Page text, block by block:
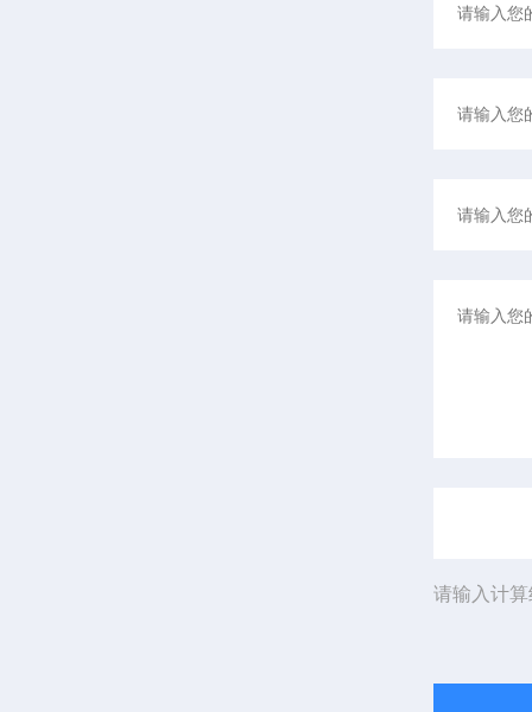
请输入计